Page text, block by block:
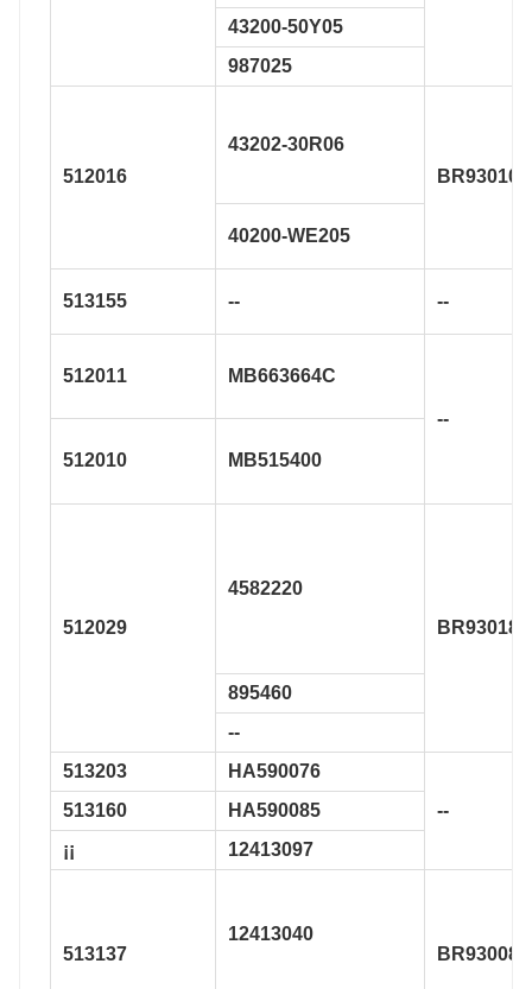
43200-50Y05
987025
512016
43202-30R06
BR930106
40200-WE205
513155 -- --
512011 MB663664C
--
512010 MB515400
512029
4582220
BR930189
895460
--
513203
HA590076
--
513160
HA590085
¡¡
12413097
513137
12413040
BR930080